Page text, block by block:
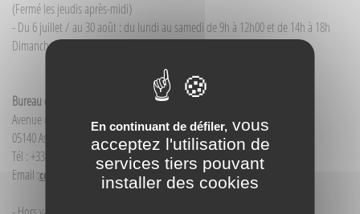
(Fermé les jeudis après-midi)
- Du 6 juillet / au 30 août : du lundi au samedi de 9h à 12h00 et de 14h à 18h
Dimanche et jour férié : 9h à 12h00
Bureau d'Informations touristiques Aspres-sur-Buëch
Avenue de la Gare
05140 Aspres-sur-Buëch - France
Tél : +33(0)4 92 58 68 88
Email :contact@sources-du-buech.com
En continuant de défiler, vous
acceptez l'utilisation de
services tiers pouvant
installer des cookies